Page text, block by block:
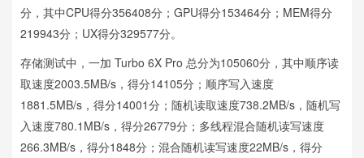
分，其中CPU得分356408分；GPU得分153464分；MEM得分
219943分；UX得分329577分。
存储测试中，一加 Turbo 6X Pro 总分为105060分，其中顺序读
取速度2003.5MB/s，得分14105分；顺序写入速度
1881.5MB/s，得分14001分；随机读取速度738.2MB/s，随机写
入速度780.1MB/s，得分26779分；多线程混合随机读写速度
266.3MB/s，得分1848分；混合随机读写速度22MB/s，得分